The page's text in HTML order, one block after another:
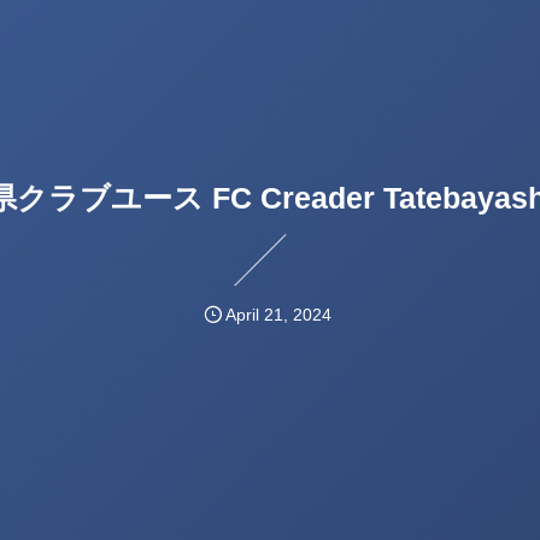
クラブユース FC Creader
April 21,2024